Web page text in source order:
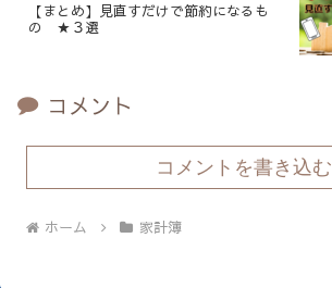
【まとめ】見直すだけで節約になるも
の ★３選
コメント
コメントを書き込む
ホーム 家計簿